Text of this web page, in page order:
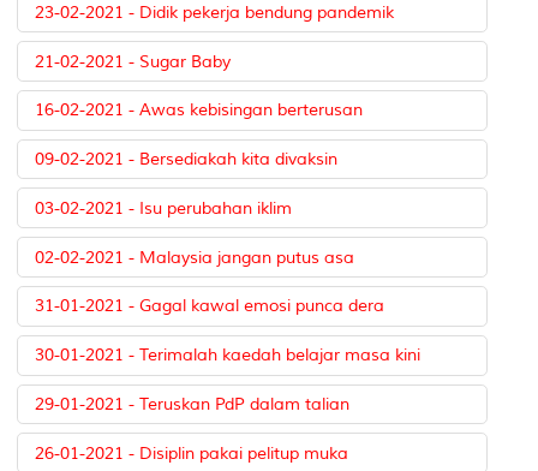
23-02-2021 - Didik pekerja bendung pandemik
21-02-2021 - Sugar Baby
16-02-2021 - Awas kebisingan berterusan
09-02-2021 - Bersediakah kita divaksin
03-02-2021 - Isu perubahan iklim
02-02-2021 - Malaysia jangan putus asa
31-01-2021 - Gagal kawal emosi punca dera
30-01-2021 - Terimalah kaedah belajar masa kini
29-01-2021 - Teruskan PdP dalam talian
26-01-2021 - Disiplin pakai pelitup muka